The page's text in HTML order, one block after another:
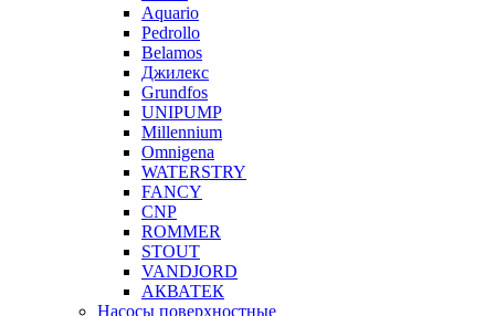
Aquario
Pedrollo
Belamos
Джилекс
Grundfos
UNIPUMP
Millennium
Omnigena
WATERSTRY
FANCY
CNP
ROMMER
STOUT
VANDJORD
АКВАТЕК
Насосы поверхностные